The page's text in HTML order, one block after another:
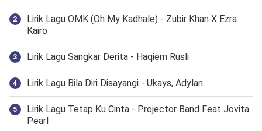
Lirik Lagu OMK (Oh My Kadhale) - Zubir Khan X Ezra
Kairo
Lirik Lagu Sangkar Derita - Haqiem Rusli
Lirik Lagu Bila Diri Disayangi - Ukays, Adylan
Lirik Lagu Tetap Ku Cinta - Projector Band Feat Jovita
Pearl